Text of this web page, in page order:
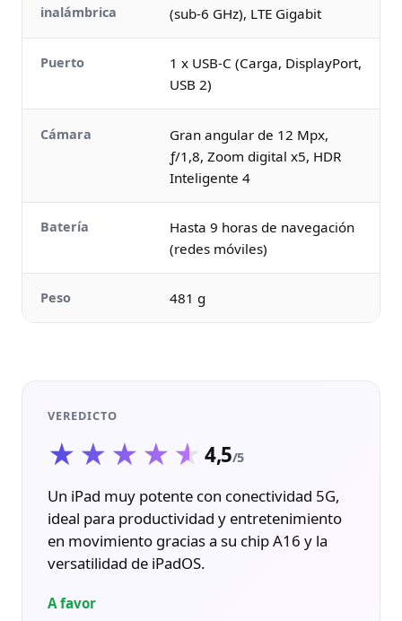
inalámbrica
(sub-6 GHz), LTE Gigabit
Puerto
1 x USB-C (Carga, DisplayPort,
USB 2)
Cámara
Gran angular de 12 Mpx,
ƒ/1,8, Zoom digital x5, HDR
Inteligente 4
Batería
Hasta 9 horas de navegación
(redes móviles)
Peso 481 g
VEREDICTO
★★★★★
★★★★★4,5/5
Un iPad muy potente con conectividad 5G,
ideal para productividad y entretenimiento
en movimiento gracias a su chip A16 y la
versatilidad de iPadOS.
A favor